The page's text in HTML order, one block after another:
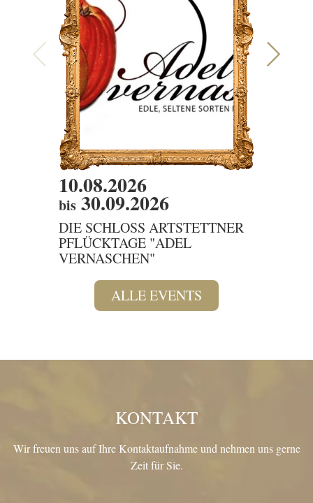
10.08.2026
bis 30.09.2026
DIE SCHLOSS ARTSTETTNER
PFLÜCKTAGE "ADEL
VERNASCHEN"
ALLE EVENTS
KONTAKT
Wir freuen uns auf Ihre Kontaktaufnahme und nehmen uns gerne
Zeit für Sie.